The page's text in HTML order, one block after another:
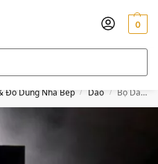
0
Đồ Dùng Nhà Bếp / Dao / Bộ Dao Nhật 5 Món Kèm Đế Để Dao